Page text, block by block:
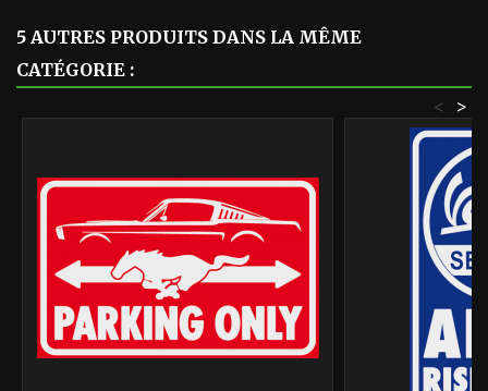
5 AUTRES PRODUITS DANS LA MÊME
CATÉGORIE :
>
<